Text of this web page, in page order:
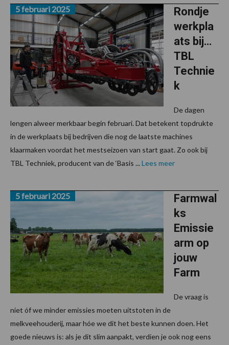
Rondje
werkpla
ats bij…
TBL
Technie
k
5 februari 2025
De dagen
lengen alweer merkbaar begin februari. Dat betekent topdrukte
in de werkplaats bij bedrijven die nog de laatste machines
klaarmaken voordat het mestseizoen van start gaat. Zo ook bij
TBL Techniek, producent van de ‘Basis ... Lees meer
Farmwal
ks
Emissie
arm op
jouw
Farm
5 februari 2025
De vraag is
niet óf we minder emissies moeten uitstoten in de
melkveehouderij, maar hóe we dit het beste kunnen doen. Het
goede nieuws is: als je dit slim aanpakt, verdien je ook nog eens